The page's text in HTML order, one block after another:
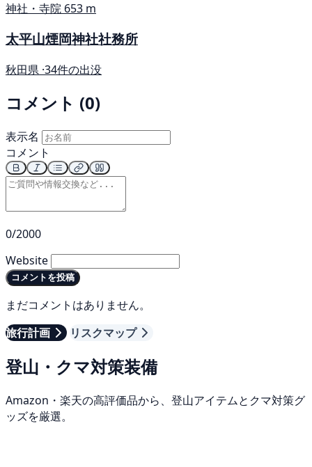
神社・寺院 653 m
太平山煙岡神社社務所
秋田県 ·34件の出没
コメント (0)
表示名
コメント
0/2000
Website
コメントを投稿
まだコメントはありません。
旅行計画
リスクマップ
登山・クマ対策装備
Amazon・楽天の高評価品から、登山アイテムとクマ対策グ
ッズを厳選。